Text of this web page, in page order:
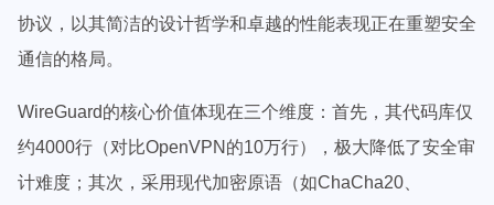
协议，以其简洁的设计哲学和卓越的性能表现正在重塑安全
通信的格局。
WireGuard的核心价值体现在三个维度：首先，其代码库仅
约4000行（对比OpenVPN的10万行），极大降低了安全审
计难度；其次，采用现代加密原语（如ChaCha20、